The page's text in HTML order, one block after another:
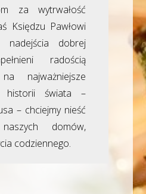
za wytrwałość
Księdzu Pawłowi
nadejścia dobrej
radością
najważniejsze
historii świata –
– chciejmy nieść
domów,
codziennego.